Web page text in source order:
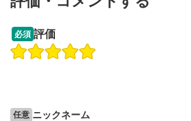
操作説明動画
必須 評価
任意 ニックネーム